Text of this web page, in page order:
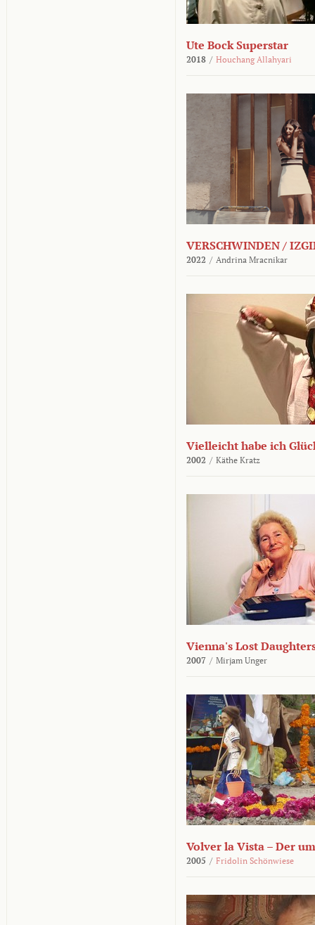
Ute Bock Superstar
2018 / Houchang Allahyari
VERSCHWINDEN /
2022 / Andrina Mracnikar
Vielleicht habe ich
2002 / Käthe Kratz
Vienna's Lost
2007 / Mirjam Unger
Volver la Vista – Der
2005 / Fridolin Schönwiese